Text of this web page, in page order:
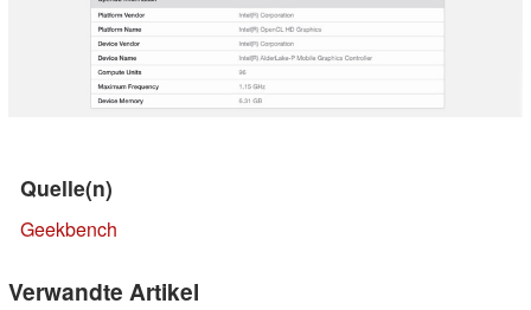
Quelle(n)
Geekbench
Verwandte Artikel